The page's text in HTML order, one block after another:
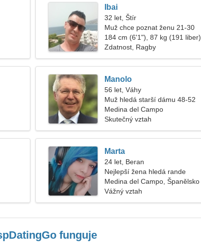
Ibai
32 let, Štír
Muž chce poznat ženu 21-30
184 cm (6'1"), 87 kg (191 liber)
Zdatnost, Ragby
Manolo
56 let, Váhy
Muž hledá starší dámu 48-52
Medina del Campo
Skutečný vztah
Marta
24 let, Beran
Nejlepší žena hledá rande
Medina del Campo, Španělsko
Vážný vztah
funguje